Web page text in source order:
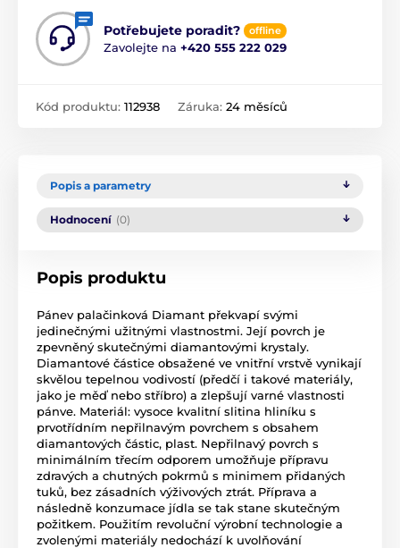
Potřebujete poradit? offline
Zavolejte na +420 555 222 029
Kód produktu: 112938 Záruka: 24 měsíců
Popis a parametry
Hodnocení (0)
Popis produktu
Pánev palačinková Diamant překvapí svými
jedinečnými užitnými vlastnostmi. Její povrch je
zpevněný skutečnými diamantovými krystaly.
Diamantové částice obsažené ve vnitřní vrstvě vynikají
skvělou tepelnou vodivostí (předčí i takové materiály,
jako je měď nebo stříbro) a zlepšují varné vlastnosti
pánve. Materiál: vysoce kvalitní slitina hliníku s
prvotřídním nepřilnavým povrchem s obsahem
diamantových částic, plast. Nepřilnavý povrch s
minimálním třecím odporem umožňuje přípravu
zdravých a chutných pokrmů s minimem přidaných
tuků, bez zásadních výživových ztrát. Příprava a
následně konzumace jídla se tak stane skutečným
požitkem. Použitím revoluční výrobní technologie a
zvolenými materiály nedochází k uvolňování